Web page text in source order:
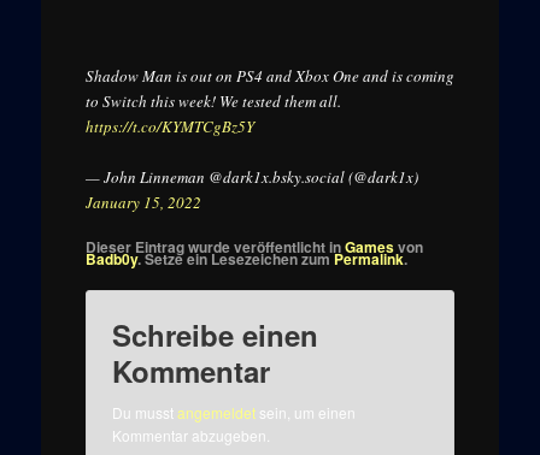
Shadow Man is out on PS4 and Xbox One and is coming
to Switch this week! We tested them all.
https://t.co/KYMTCgBz5Y
— John Linneman @dark1x.bsky.social (@dark1x)
January 15, 2022
Dieser Eintrag wurde veröffentlicht inGamesvon
Badb0y. Setze ein Lesezeichen zumPermalink.
Schreibe einen
Kommentar
Du musstangemeldetsein, um einen
Kommentar abzugeben.